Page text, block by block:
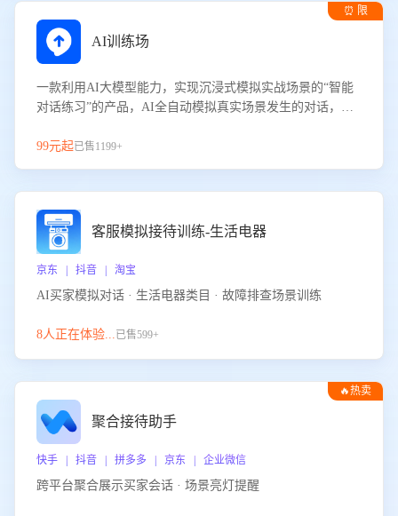
⏰ 限
AI训练场
一款利用AI大模型能力，实现沉浸式模拟实战场景的“智能
对话练习”的产品，AI全自动模拟真实场景发生的对话，企
服能力。
99元起已售1199+
客服模拟接待训练-生活电器
京东 | 抖音 | 淘宝
AI买家模拟对话 · 生活电器类目 · 故障排查场景训练
8人正在体验...已售599+
🔥热卖
聚合接待助手
快手 | 抖音 | 拼多多 | 京东 | 企业微信
跨平台聚合展示买家会话 · 场景亮灯提醒